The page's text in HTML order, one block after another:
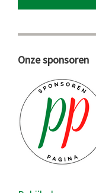
Onze sponsoren